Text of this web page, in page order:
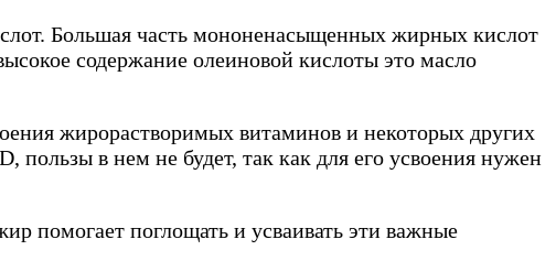
Большая часть мононенасыщенных жирных кислот
содержание олеиновой кислоты это масло
жирорастворимых витаминов и некоторых других
в нем не будет, так как для его усвоения нужен
помогает поглощать и усваивать эти важные